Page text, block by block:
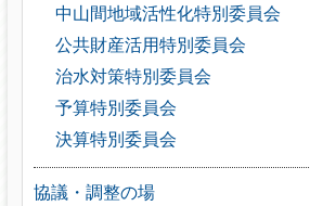
中山間地域活性化特別委員会
公共財産活用特別委員会
治水対策特別委員会
予算特別委員会
決算特別委員会
協議・調整の場